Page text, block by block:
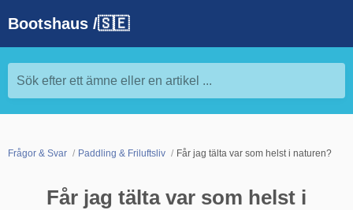
Bootshaus /🇸🇪
Sök efter ett ämne eller en artikel ...
Frågor & Svar Paddling & Friluftsliv Får jag tälta var som helst i naturen?
Får jag tälta var som helst i